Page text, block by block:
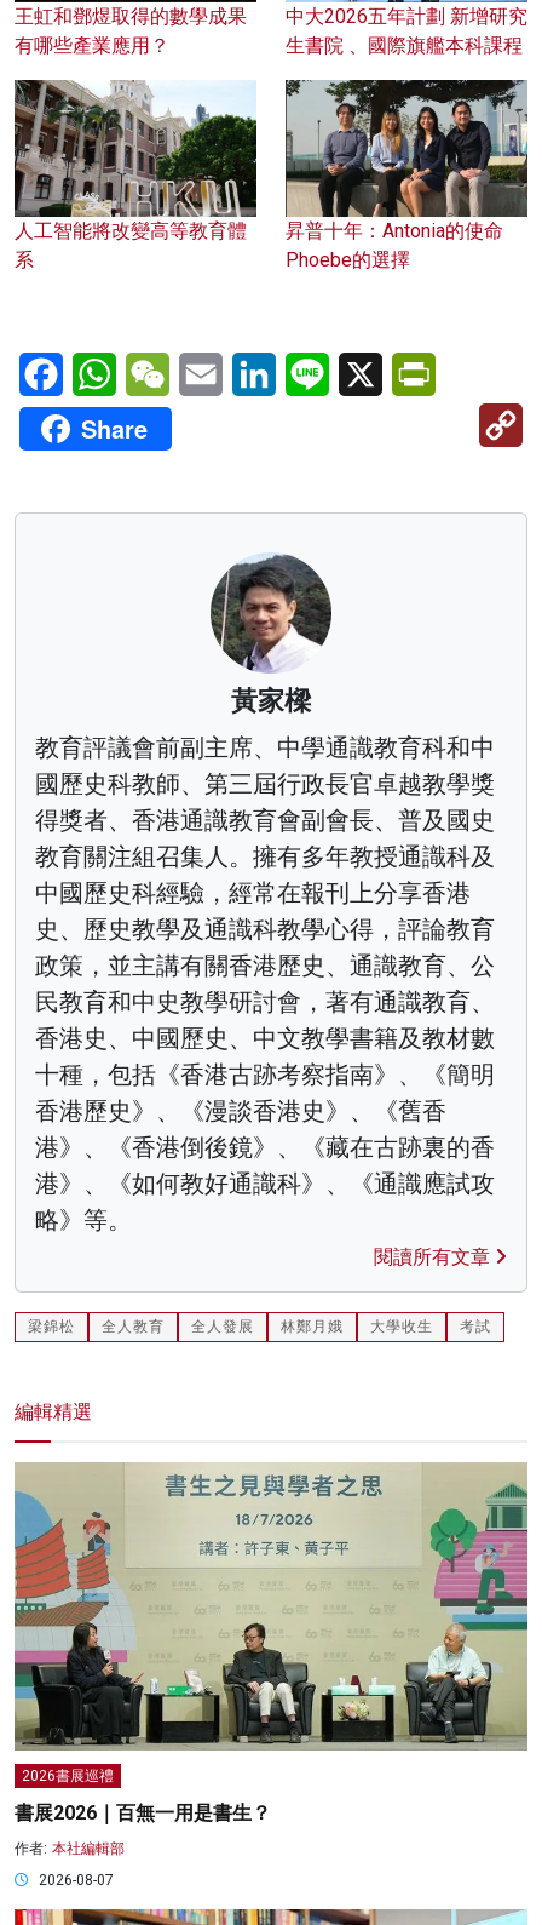
王虹和鄧煜取得的數學成果
有哪些產業應用？
中大2026五年計劃 新增研究
生書院 、國際旗艦本科課程
人工智能將改變高等教育體
系
昇普十年：Antonia的使命
Phoebe的選擇
FacebookWhatsAppWeChatEmail LinkedInLine X
Share
黃家樑
教育評議會前副主席、中學通識教育科和中
國歷史科教師、第三屆行政長官卓越教學獎
得獎者、香港通識教育會副會長、普及國史
教育關注組召集人。擁有多年教授通識科及
中國歷史科經驗，經常在報刊上分享香港
史、歷史教學及通識科教學心得，評論教育
政策，並主講有關香港歷史、通識教育、公
民教育和中史教學研討會，著有通識教育、
香港史、中國歷史、中文教學書籍及教材數
十種，包括《香港古跡考察指南》、《簡明
香港歷史》、《漫談香港史》、《舊香
港》、《香港倒後鏡》、《藏在古跡裏的香
港》、《如何教好通識科》、《通識應試攻
略》等。
閱讀所有文章
梁錦松 全人教育 全人發展 林鄭月娥 大學收生 考試
編輯精選
2026書展巡禮
書展2026｜百無一用是書生？
作者: 本社編輯部
2026-08-07